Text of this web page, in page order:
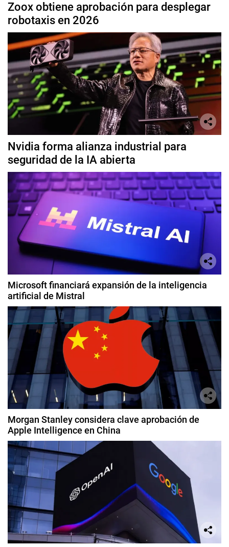
Zoox obtiene aprobación para desplegar
robotaxis en 2026
Nvidia forma alianza industrial para
seguridad de la IA abierta
Microsoft financiará expansión de la inteligencia
artificial de Mistral
Morgan Stanley considera clave aprobación de
Apple Intelligence en China